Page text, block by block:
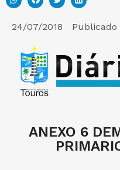
24/07/2018 Publicado
ANEXO 6
E-SIC
PERGUNTAS